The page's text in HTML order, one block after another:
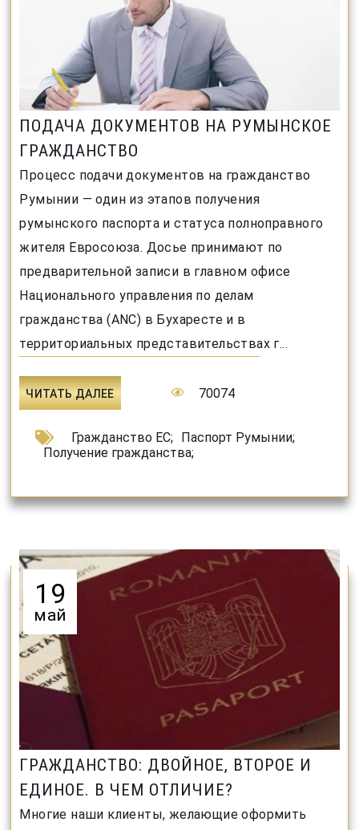
ПОДАЧА ДОКУМЕНТОВ НА РУМЫНСКОЕ
ГРАЖДАНСТВО
Процесс подачи документов на гражданство
Румынии — один из этапов получения
румынского паспорта и статуса полноправного
жителя Евросоюза. Досье принимают по
предварительной записи в главном офисе
Национального управления по делам
гражданства (ANC) в Бухаресте и в
территориальных представительствах г...
ЧИТАТЬ ДАЛЕЕ 70074
Гражданство ЕС; Паспорт Румынии;
Получение гражданства;
19
май
ГРАЖДАНСТВО: ДВОЙНОЕ, ВТОРОЕ И
ЕДИНОЕ. В ЧЕМ ОТЛИЧИЕ?
Многие наши клиенты, желающие оформить